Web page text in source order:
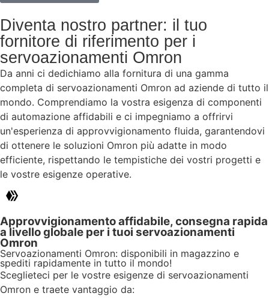
Diventa nostro partner: il tuo
fornitore di riferimento per i
servoazionamenti Omron
Da anni ci dedichiamo alla fornitura di una gamma
completa di servoazionamenti Omron ad aziende di tutto il
mondo. Comprendiamo la vostra esigenza di componenti
di automazione affidabili e ci impegniamo a offrirvi
un'esperienza di approvvigionamento fluida, garantendovi
di ottenere le soluzioni Omron più adatte in modo
efficiente, rispettando le tempistiche dei vostri progetti e
le vostre esigenze operative.
Approvvigionamento affidabile, consegna rapida
a livello globale per i tuoi servoazionamenti
Omron
Servoazionamenti Omron: disponibili in magazzino e
spediti rapidamente in tutto il mondo!
Sceglieteci per le vostre esigenze di servoazionamenti
Omron e traete vantaggio da: